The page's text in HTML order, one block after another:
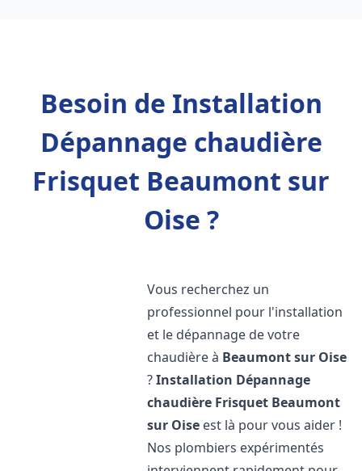
Besoin de Installation
Dépannage chaudière
Frisquet Beaumont sur
Oise ?
Vous recherchez un
professionnel pour l'installation
et le dépannage de votre
chaudière à Beaumont sur Oise
?Installation Dépannage
chaudière Frisquet Beaumont
sur Oise est là pour vous aider !
Nos plombiers expérimentés